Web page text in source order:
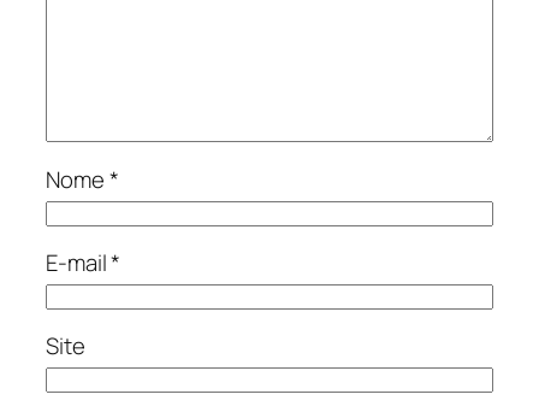
Nome*
E-mail*
Site